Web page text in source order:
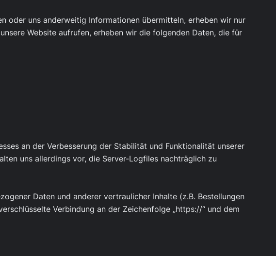
oder uns anderweitig Informationen übermitteln, erheben wir nur
Website aufrufen, erheben wir die folgenden Daten, die für
an der Verbesserung der Stabilität und Funktionalität unserer
uns allerdings vor, die Server-Logfiles nachträglich zu
Daten und anderer vertraulicher Inhalte (z.B. Bestellungen
Verbindung an der Zeichenfolge „https://“ und dem